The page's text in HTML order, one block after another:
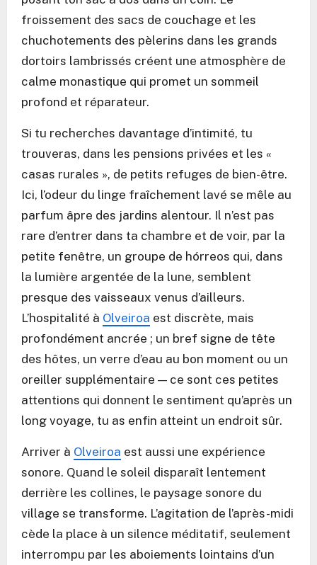
froissement des sacs de couchage et les
chuchotements des pèlerins dans les grands
dortoirs lambrissés créent une atmosphère de
calme monastique qui promet un sommeil
profond et réparateur.
Si tu recherches davantage d’intimité, tu
trouveras, dans les pensions privées et les «
casas rurales », de petits refuges de bien-être.
Ici, l’odeur du linge fraîchement lavé se mêle au
parfum âpre des jardins alentour. Il n’est pas
rare d’entrer dans ta chambre et de voir, par la
petite fenêtre, un groupe de hórreos qui, dans
la lumière argentée de la lune, semblent
presque des vaisseaux venus d’ailleurs.
L’hospitalité à Olveiroa est discrète, mais
profondément ancrée ; un bref signe de tête
des hôtes, un verre d’eau au bon moment ou un
oreiller supplémentaire — ce sont ces petites
attentions qui donnent le sentiment qu’après un
long voyage, tu as enfin atteint un endroit sûr.
Arriver à Olveiroa est aussi une expérience
sonore. Quand le soleil disparaît lentement
derrière les collines, le paysage sonore du
village se transforme. L’agitation de l’après-midi
cède la place à un silence méditatif, seulement
interrompu par les aboiements lointains d’un